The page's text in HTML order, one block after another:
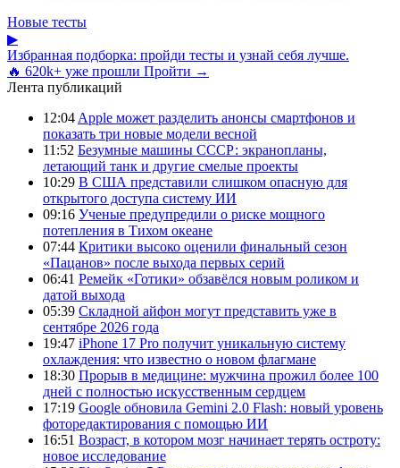
Новые тесты
▶
Избранная подборка: пройди тесты и узнай себя лучше.
🔥 620k+ уже прошли Пройти →
Лента публикаций
12:04 Apple может разделить анонсы смартфонов и
показать три новые модели весной
11:52 Безумные машины СССР: экранопланы,
летающий танк и другие смелые проекты
10:29 В США представили слишком опасную для
открытого доступа систему ИИ
09:16 Ученые предупредили о риске мощного
потепления в Тихом океане
07:44 Критики высоко оценили финальный сезон
«Пацанов» после выхода первых серий
06:41 Ремейк «Готики» обзавёлся новым роликом и
датой выхода
05:39 Складной айфон могут представить уже в
сентябре 2026 года
19:47 iPhone 17 Pro получит уникальную систему
охлаждения: что известно о новом флагмане
18:30 Прорыв в медицине: мужчина прожил более 100
дней с полностью искусственным сердцем
17:19 Google обновила Gemini 2.0 Flash: новый уровень
фоторедактирования с помощью ИИ
16:51 Возраст, в котором мозг начинает терять остроту:
новое исследование